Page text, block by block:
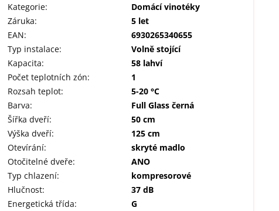
Kategorie:
Domácí vinotéky
Záruka:
5 let
EAN:
6930265340655
Typ instalace:
Volně stojící
Kapacita:
58 lahví
Počet teplotních zón:
1
Rozsah teplot:
5-20 °C
Barva:
Full Glass černá
Šířka dveří:
50 cm
Výška dveří:
125 cm
Otevírání:
skryté madlo
Otočitelné dveře:
ANO
Typ chlazení:
kompresorové
Hlučnost:
37 dB
Energetická třída:
G